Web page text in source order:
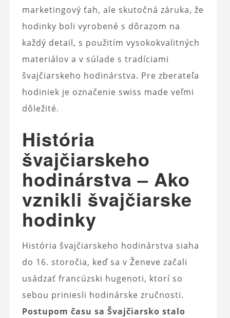
marketingový ťah, ale skutočná záruka, že
hodinky boli vyrobené s dôrazom na
každý detail, s použitím vysokokvalitných
materiálov a v súlade s tradíciami
švajčiarskeho hodinárstva. Pre zberateľa
hodiniek je označenie swiss made veľmi
dôležité.
História
švajčiarskeho
hodinárstva – Ako
vznikli švajčiarske
hodinky
História švajčiarskeho hodinárstva siaha
do 16. storočia, keď sa v Ženeve začali
usádzať francúzski hugenoti, ktorí so
sebou priniesli hodinárske zručnosti.
Postupom času sa Švajčiarsko stalo